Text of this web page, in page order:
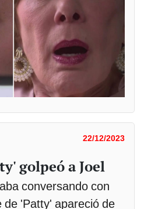
22/12/2023
golpeó a Joel
conversando con
de 'Patty' apareció de